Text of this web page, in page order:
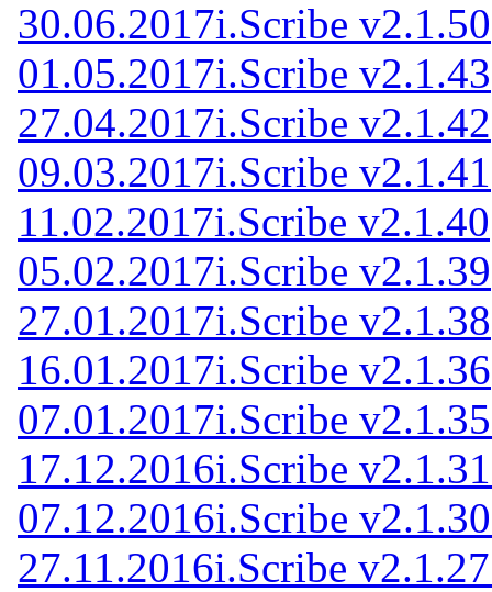
30.06.2017i.Scribe v2.1.50
01.05.2017i.Scribe v2.1.43
27.04.2017i.Scribe v2.1.42
09.03.2017i.Scribe v2.1.41
11.02.2017i.Scribe v2.1.40
05.02.2017i.Scribe v2.1.39
27.01.2017i.Scribe v2.1.38
16.01.2017i.Scribe v2.1.36
07.01.2017i.Scribe
17.12.2016i.Scribe
07.12.2016i.Scribe
27.11.2016i.Scribe